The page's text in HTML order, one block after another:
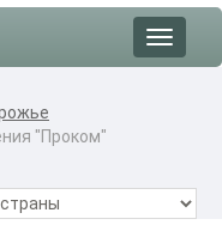
Toggle
"Проком"